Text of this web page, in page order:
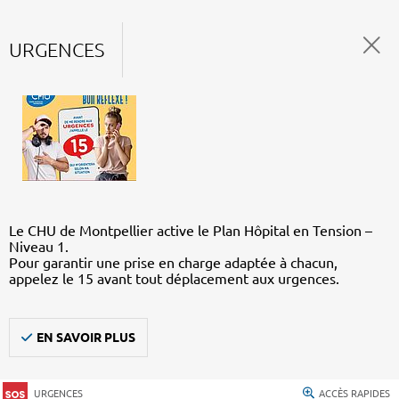
URGENCES
Le CHU de Montpellier active le Plan Hôpital en Tension –
Niveau 1.
Pour garantir une prise en charge adaptée à chacun,
appelez le 15 avant tout déplacement aux urgences.
EN SAVOIR PLUS
URGENCES ACCÈS RAPIDES